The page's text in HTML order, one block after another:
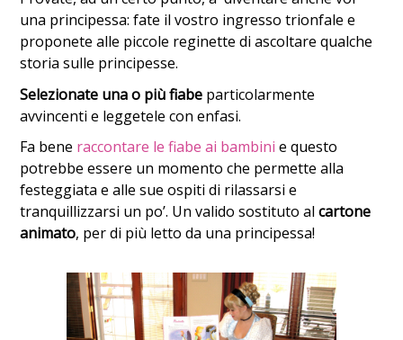
una principessa: fate il vostro ingresso trionfale e
proponete alle piccole reginette di ascoltare qualche
storia sulle principesse.
Selezionate una o più fiabe particolarmente
avvincenti e leggetele con enfasi.
Fa bene raccontare le fiabe ai bambinie questo
potrebbe essere un momento che permette alla
festeggiata e alle sue ospiti di rilassarsi e
tranquillizzarsi un po’. Un valido sostituto alcartone
animato, per di più letto da una principessa!